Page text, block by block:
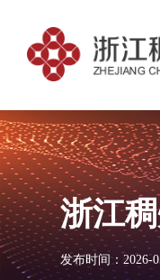
浙江
发布时间：2026-